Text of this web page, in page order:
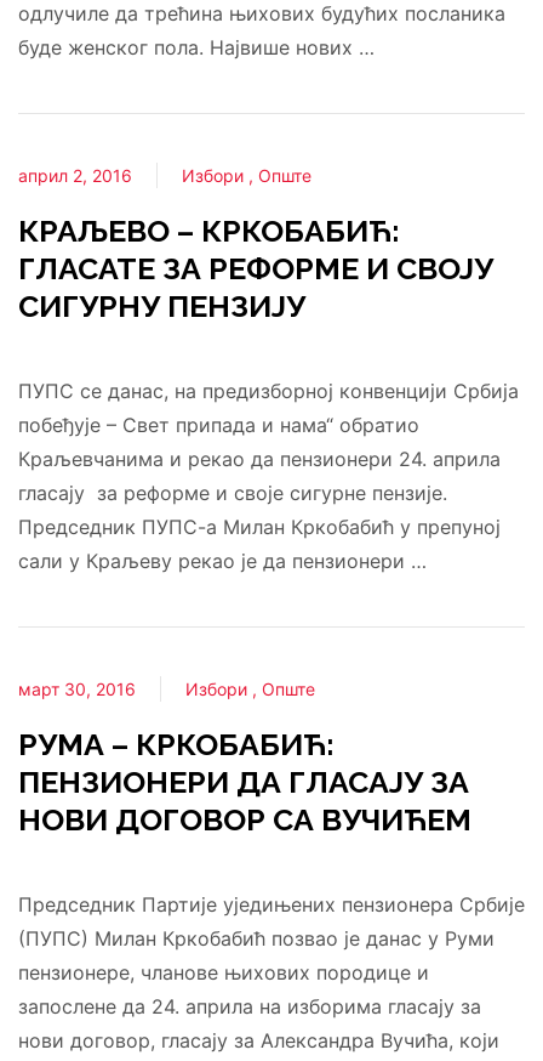
одлучиле да трећина њихових будућих посланика
буде женског пола. Највише нових …
април 2, 2016 Избори Опште
КРАЉЕВО – КРКОБАБИЋ:
ГЛАСАТЕ ЗА РЕФОРМЕ И СВОЈУ
СИГУРНУ ПЕНЗИЈУ
ПУПС се данас, на предизборној конвенцији Србија
побеђује – Свет припада и нама“ обратио
Краљевчанима и рекао да пензионери 24. априла
гласају за реформе и своје сигурне пензије.
Председник ПУПС-а Милан Кркобабић у препуној
сали у Краљеву рекао је да пензионери …
март 30, 2016 Избори Опште
РУМА – КРКОБАБИЋ:
ПЕНЗИОНЕРИ ДА ГЛАСАЈУ ЗА
НОВИ ДОГОВОР СА ВУЧИЋЕМ
Председник Партије уједињених пензионера Србије
(ПУПС) Милан Кркобабић позвао је данас у Руми
пензионере, чланове њихових породице и
запослене да 24. априла на изборима гласају за
нови договор, гласају за Александра Вучића, који